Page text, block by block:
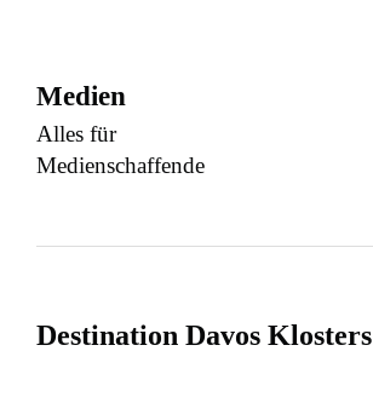
Medien
Alles für
Medienschaffende
Destination Davos Klosters